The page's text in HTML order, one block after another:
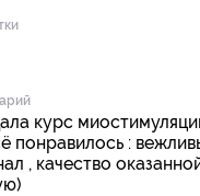
курс
понравилось :
, качество